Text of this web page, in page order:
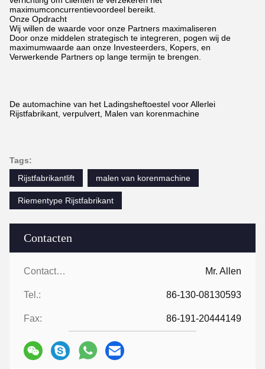
Contacten
Contacten: Mr. Allen
Tel.: 86-130-08130593
Fax: 86-191-20444149
maximumconcurrentievoordeel bereikt.
Onze Opdracht
Wij willen de waarde voor onze Partners maximaliseren
Door onze middelen strategisch te integreren, pogen wij de
maximumwaarde aan onze Investeerders, Kopers, en
Verwerkende Partners op lange termijn te brengen.
De automachine van het Ladingsheftoestel voor Allerlei
Rijstfabrikant, verpulvert, Malen van korenmachine
Tags:
Rijstfabrikantlift
malen van korenmachine
Riementype Rijstfabrikant